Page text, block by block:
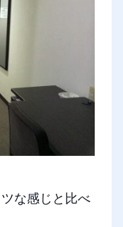
な感じと比べ